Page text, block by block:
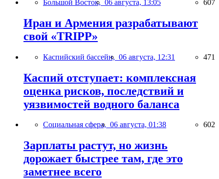
Большой Восток, 06 августа, 13:05 607
Иран и Армения разрабатывают
свой «TRIPP»
Каспийский бассейн, 06 августа, 12:31 471
Каспий отступает: комплексная
оценка рисков, последствий и
уязвимостей водного баланса
Социальная сфера, 06 августа, 01:38 602
Зарплаты растут, но жизнь
дорожает быстрее там, где это
заметнее всего